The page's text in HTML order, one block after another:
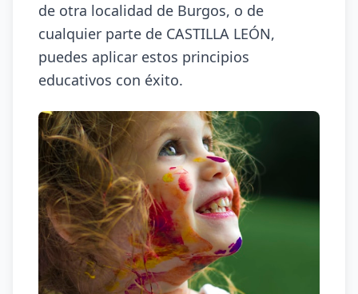
de otra localidad de Burgos, o de
cualquier parte de CASTILLA LEÓN,
puedes aplicar estos principios
educativos con éxito.